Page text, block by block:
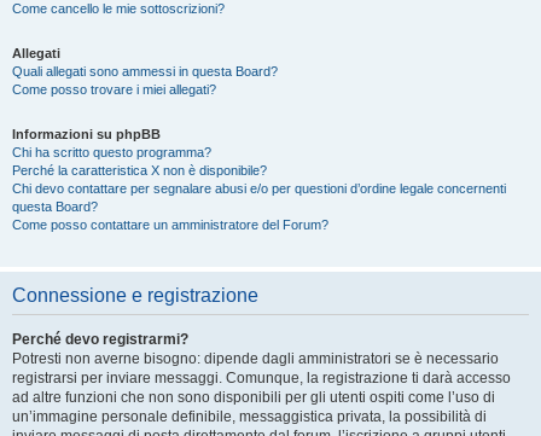
Come cancello le mie sottoscrizioni?
Allegati
Quali allegati sono ammessi in questa Board?
Come posso trovare i miei allegati?
Informazioni su phpBB
Chi ha scritto questo programma?
Perché la caratteristica X non è disponibile?
Chi devo contattare per segnalare abusi e/o per questioni d’ordine legale concernenti
questa Board?
Come posso contattare un amministratore del Forum?
Connessione e registrazione
Perché devo registrarmi?
Potresti non averne bisogno: dipende dagli amministratori se è necessario
registrarsi per inviare messaggi. Comunque, la registrazione ti darà accesso
ad altre funzioni che non sono disponibili per gli utenti ospiti come l’uso di
un’immagine personale definibile, messaggistica privata, la possibilità di